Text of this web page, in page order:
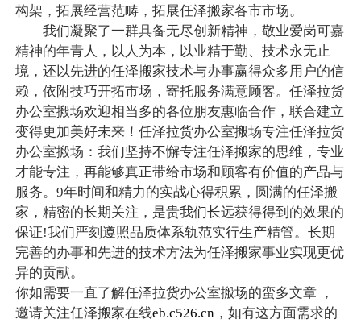
构架，拓展经营范畴，拓展任泽搬家各市市场。
我们凝聚了一群具备无尽创新精神，敬业爱岗可嘉
精神的年青人，以人为本，以业精于勤、技术永无止
境，还以先进的任泽搬家技术与办事赢得众多用户的信
赖，依附技巧开拓市场，寄托服务满意顾客。任泽拉货
办公室搬场欢迎相当多的各位朋友惠临合作，联合建立
变得更加美好未来！任泽拉货办公室搬场专注任泽拉货
办公室搬场：我们坚持不懈专注任泽搬家的思维，专业
才能专注，再能够真正带给市场和顾客有价值的产品与
服务。9年时间和精力的实战心得积累，圆满的任泽搬
家，精密的长期关注，是贵我们长远获得得到的效果的
保证!我们严刻遵照品质体系轨范实行生产精管。长期
完善的办事和先进的技术方法为任泽搬家事业实现更优
异的贡献。
你如需要一直了解任泽拉货办公室搬场的蛮多文章 ，
邀请关注任泽搬家在线eb.c526.cn，如有这方面需求的